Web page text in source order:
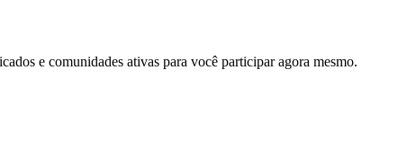
e comunidades ativas para você participar agora mesmo.